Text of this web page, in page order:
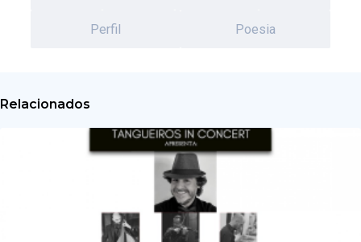
Perfil Poesia
Relacionados